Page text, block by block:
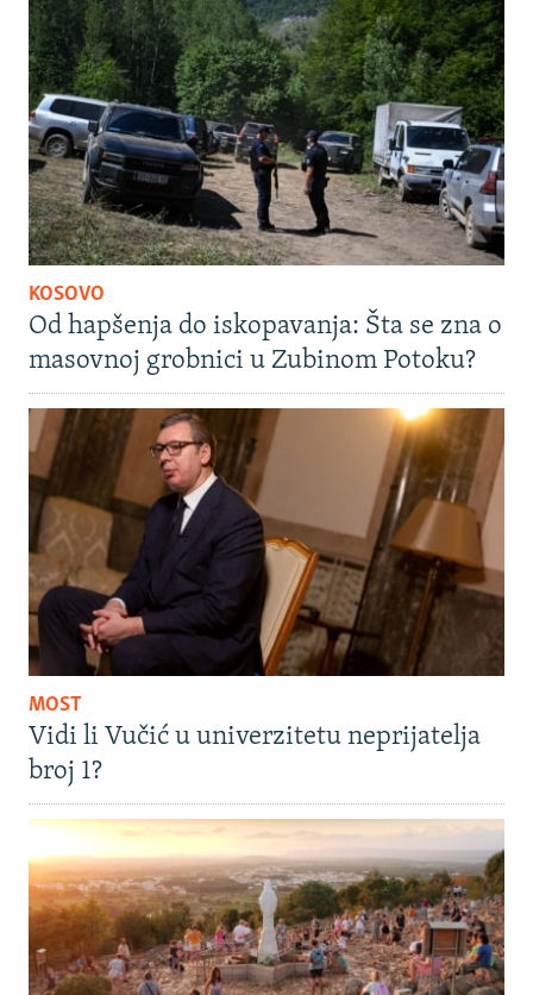
KOSOVO
Od hapšenja do iskopavanja: Šta se zna o
masovnoj grobnici u Zubinom Potoku?
MOST
Vidi li Vučić u univerzitetu neprijatelja
broj 1?